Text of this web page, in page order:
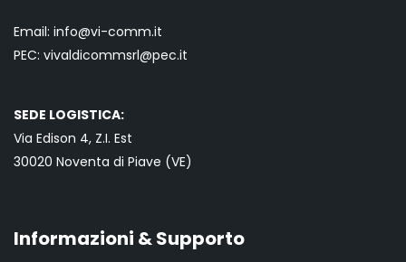
Email: info@vi-comm.it
PEC: vivaldicommsrl@pec.it
SEDE LOGISTICA:
Via Edison 4, Z.I. Est
30020 Noventa di Piave (VE)
Informazioni & Supporto